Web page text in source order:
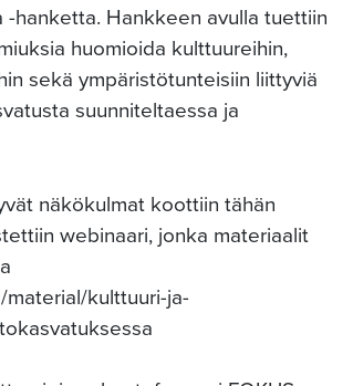
hanketta. Hankkeen avulla tuettiin
huomioida kulttuureihin,
sekä ympäristötunteisiin liittyviä
suunniteltaessa ja
näkökulmat koottiin tähän
webinaari, jonka materiaalit
kulttuuri-ja-